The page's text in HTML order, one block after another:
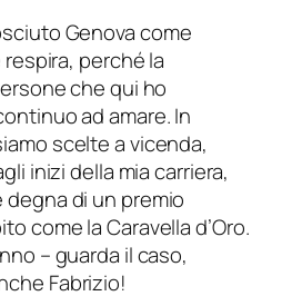
Genova come
respira, perché la
che qui ho
ad amare. In
scelte a vicenda,
inizi della mia carriera,
di un premio
come la Caravella d’Oro.
– guarda il caso,
Fabrizio!